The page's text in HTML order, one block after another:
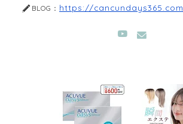
BLOG： https://cancundays365.com